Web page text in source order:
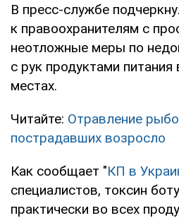
В пресс-службе
к правоохранителям с
неотложные меры по
с рук продуктами
местах.
Читайте: Отравление
пострадавших возросло
Как сообщает "КП в
специалистов, токсин
практически во всех